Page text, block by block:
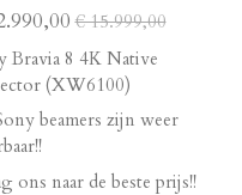
€ 15.999,00
Bravia 8 4K Native
(XW6100)
beamers zijn weer
ons naar de beste prijs!!